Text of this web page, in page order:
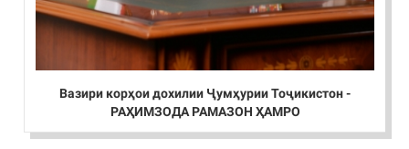
Вазири корҳои дохилии Ҷумҳурии Тоҷикистон -
РАҲИМЗОДА РАМАЗОН ҲАМРО